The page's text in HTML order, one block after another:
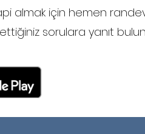
almak için hemen
sorulara yanıt